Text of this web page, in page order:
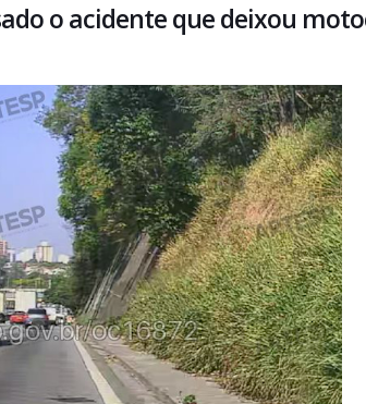
o acidente que deixou